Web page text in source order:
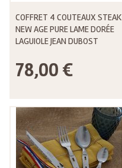
COFFRET 4 COUTEAUX STEAK
NEW AGE PURE LAME DORÉE
LAGUIOLE JEAN DUBOST
78,00 €